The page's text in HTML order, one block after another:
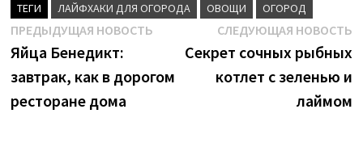
ТЕГИ ЛАЙФХАКИ ДЛЯ ОГОРОДА ОВОЩИ ОГОРОД
Навигация
по
записям
ПРЕДЫДУЩАЯ НОВОСТЬПредыдущая
новость:
Яйца Бенедикт:
завтрак, как в дорогом
ресторане дома
СЛЕДУЮЩАЯ НОВОСТЬ
Секрет сочных рыбных
котлет с зеленью и
лаймом